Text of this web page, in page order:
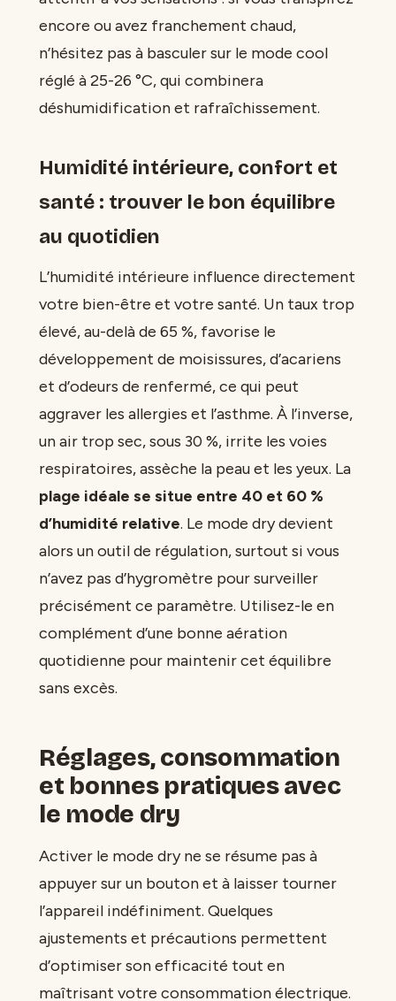
encore ou avez franchement chaud,
n’hésitez pas à basculer sur le mode cool
réglé à 25-26 °C, qui combinera
déshumidification et rafraîchissement.
Humidité intérieure, confort et
santé : trouver le bon équilibre
au quotidien
L’humidité intérieure influence directement
votre bien-être et votre santé. Un taux trop
élevé, au-delà de 65 %, favorise le
développement de moisissures, d’acariens
et d’odeurs de renfermé, ce qui peut
aggraver les allergies et l’asthme. À l’inverse,
un air trop sec, sous 30 %, irrite les voies
respiratoires, assèche la peau et les yeux. La
plage idéale se situe entre 40 et 60 %
d’humidité relative. Le mode dry devient
alors un outil de régulation, surtout si vous
n’avez pas d’hygromètre pour surveiller
précisément ce paramètre. Utilisez-le en
complément d’une bonne aération
quotidienne pour maintenir cet équilibre
sans excès.
Réglages, consommation
et bonnes pratiques avec
le mode dry
Activer le mode dry ne se résume pas à
appuyer sur un bouton et à laisser tourner
l’appareil indéfiniment. Quelques
ajustements et précautions permettent
d’optimiser son efficacité tout en
maîtrisant votre consommation électrique.